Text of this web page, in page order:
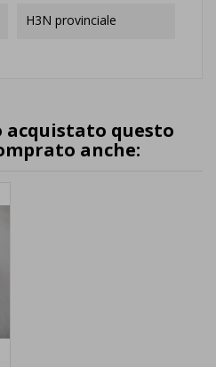
H3N provinciale
acquistato questo
anche: